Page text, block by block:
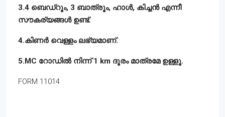
3.4 ബെഡ്‌റൂം, 3 ബാത്രൂം, ഹാൾ, കിച്ചൻ എന്നീ
സൗകര്യങ്ങൾ ഉണ്ട്.
4.കിണർ വെള്ളം ലഭ്യമാണ്.
5.MC റോഡിൽ നിന്ന് 1 km ദൂരം മാത്രമേ ഉള്ളൂ.
FORM 11014